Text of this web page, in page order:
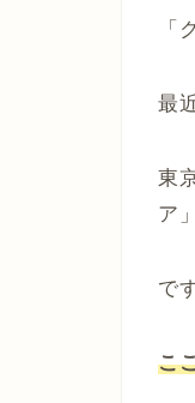
「
最
東
ア
で
こ